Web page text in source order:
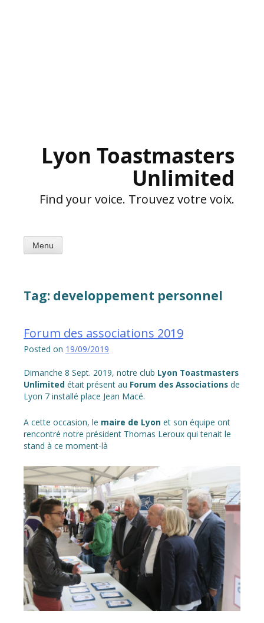
Lyon Toastmasters
Unlimited
Find your voice. Trouvez votre voix.
Menu
Tag: developpement personnel
Forum des associations 2019
Posted on 19/09/2019
Dimanche 8 Sept. 2019, notre club Lyon Toastmasters
Unlimited était présent au Forum des Associations de
Lyon 7 installé place Jean Macé.
A cette occasion, le maire de Lyon et son équipe ont
rencontré notre président Thomas Leroux qui tenait le
stand à ce moment-là